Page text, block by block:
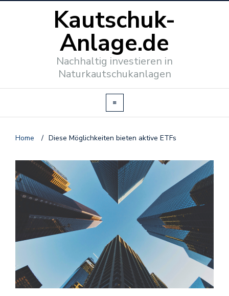
Kautschuk-
Anlage.de
Nachhaltig investieren in
Naturkautschukanlagen
Home / Diese Möglichkeiten bieten aktive ETFs